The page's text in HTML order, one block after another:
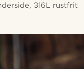
316L rustfrit